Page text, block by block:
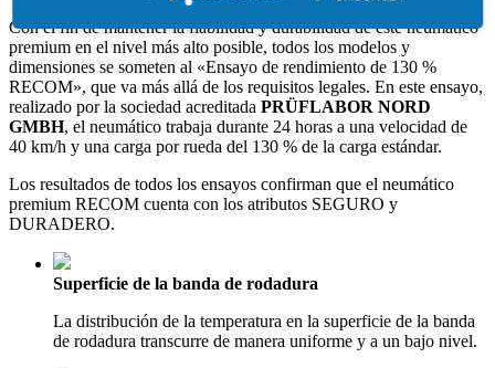
Con el fin de mantener la fiabilidad y durabilidad de este neumático
premium en el nivel más alto posible, todos los modelos y
dimensiones se someten al «Ensayo de rendimiento de 130 %
RECOM», que va más allá de los requisitos legales. En este ensayo,
realizado por la sociedad acreditada PRÜFLABOR NORD
GMBH, el neumático trabaja durante 24 horas a una velocidad de
40 km/h y una carga por rueda del 130 % de la carga estándar.
Los resultados de todos los ensayos confirman que el neumático
premium RECOM cuenta con los atributos SEGURO y
DURADERO.
Superficie de la banda de rodadura
La distribución de la temperatura en la superficie de la banda
de rodadura transcurre de manera uniforme y a un bajo nivel.